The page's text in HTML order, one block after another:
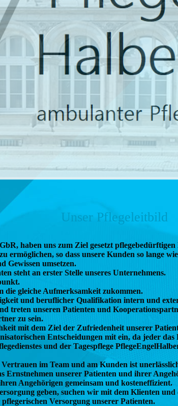
Unser Pflegeleitbild
haben uns zum Ziel gesetzt
ermöglichen, so dass unsere Kunden so lange
Gewissen umsetzen.
steht an erster Stelle unseres Unternehmens.
die gleiche Aufmerksamkeit zukommen.
und beruflicher Qualifikation intern und
treten unseren Patienten und
zu sein.
mit dem Ziel der Zufriedenheit unserer
Entscheidungen mit ein, da jeder das
und der Tagespflege
im Team und am Kunden ist
unserer Patienten und ihrer
Angehörigen gemeinsam und kosteneffizient.
geben, suchen wir mit dem Klienten
Versorgung unserer Patienten.